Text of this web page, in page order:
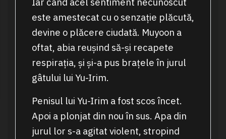
este amestecat cu o senzație plăcută,
devine o plăcere ciudată. Muyoon a
oftat, abia reușind să-și recapete
respirația, și și-a pus brațele în jurul
gâtului lui Yu-Irim.
Penisul lui Yu-Irim a fost scos încet.
Apoi a plonjat din nou în sus. Apa din
jurul lor s-a agitat violent, stropind